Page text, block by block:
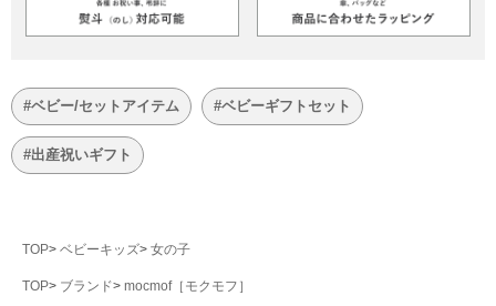
#ベビー/セットアイテム #ベビーギフトセット
#出産祝いギフト
TOP ベビーキッズ 女の子
TOP ブランド mocmof［モクモフ］